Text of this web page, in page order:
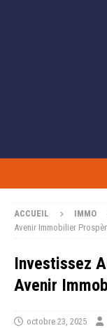
ACCUEIL IMMO
Avenir Immobilier
Investissez
Avenir
octobre 23, 2025